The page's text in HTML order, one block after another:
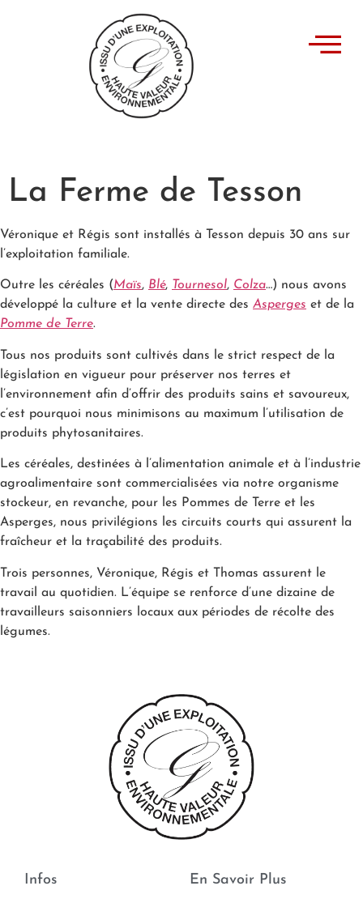
La Ferme de Tesson
Véronique et Régis sont installés à Tesson depuis 30 ans sur
l’exploitation familiale.
Outre les céréales (Maïs, Blé, Tournesol, Colza…) nous avons
développé la culture et la vente directe des Asperges et de la
Pomme de Terre.
Tous nos produits sont cultivés dans le strict respect de la
législation en vigueur pour préserver nos terres et
l’environnement afin d’offrir des produits sains et savoureux,
c’est pourquoi nous minimisons au maximum l’utilisation de
produits phytosanitaires.
Les céréales, destinées à l’alimentation animale et à l’industrie
agroalimentaire sont commercialisées via notre organisme
stockeur, en revanche, pour les Pommes de Terre et les
Asperges, nous privilégions les circuits courts qui assurent la
fraîcheur et la traçabilité des produits.
Trois personnes, Véronique, Régis et Thomas assurent le
travail au quotidien. L’équipe se renforce d’une dizaine de
travailleurs saisonniers locaux aux périodes de récolte des
légumes.
Infos En Savoir Plus